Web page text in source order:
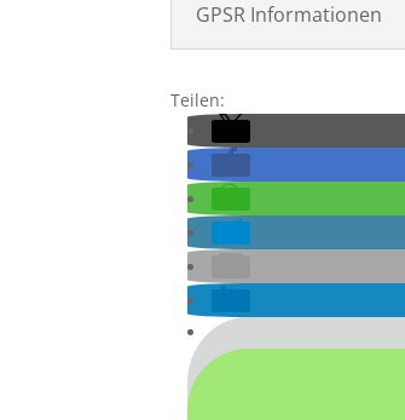
GPSR Informationen
Teilen: